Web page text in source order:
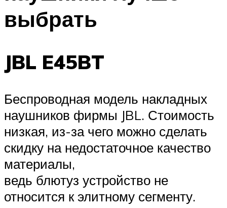
выбрать
JBL E45BT
Беспроводная модель накладных
наушников фирмы JBL. Стоимость
низкая, из-за чего можно сделать
скидку на недостаточное качество
материалы,
ведь блютуз устройство не
относится к элитному сегменту.